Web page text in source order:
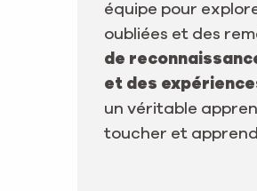
équipe pour
oubliées et des
de
et des
un véritable
toucher et